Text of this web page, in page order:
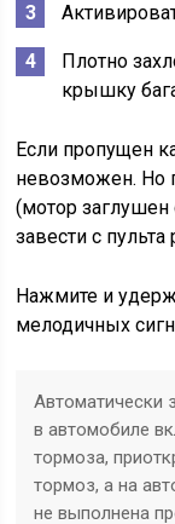
Плотно
крышку
Если пропущен
невозможен. Но
(мотор
завести с
Нажмите и
мелодичных
Автоматически
в автомобиле
тормоза,
тормоз, а на
не выполнена